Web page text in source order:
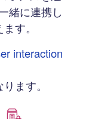
緒に連携し
す。
interaction
ます。